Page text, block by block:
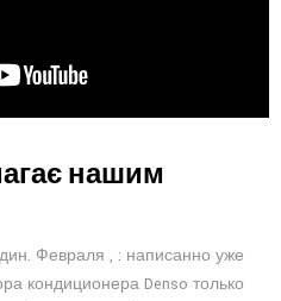
нашим
Февраля , : написанно уже
кондиционера Denso только